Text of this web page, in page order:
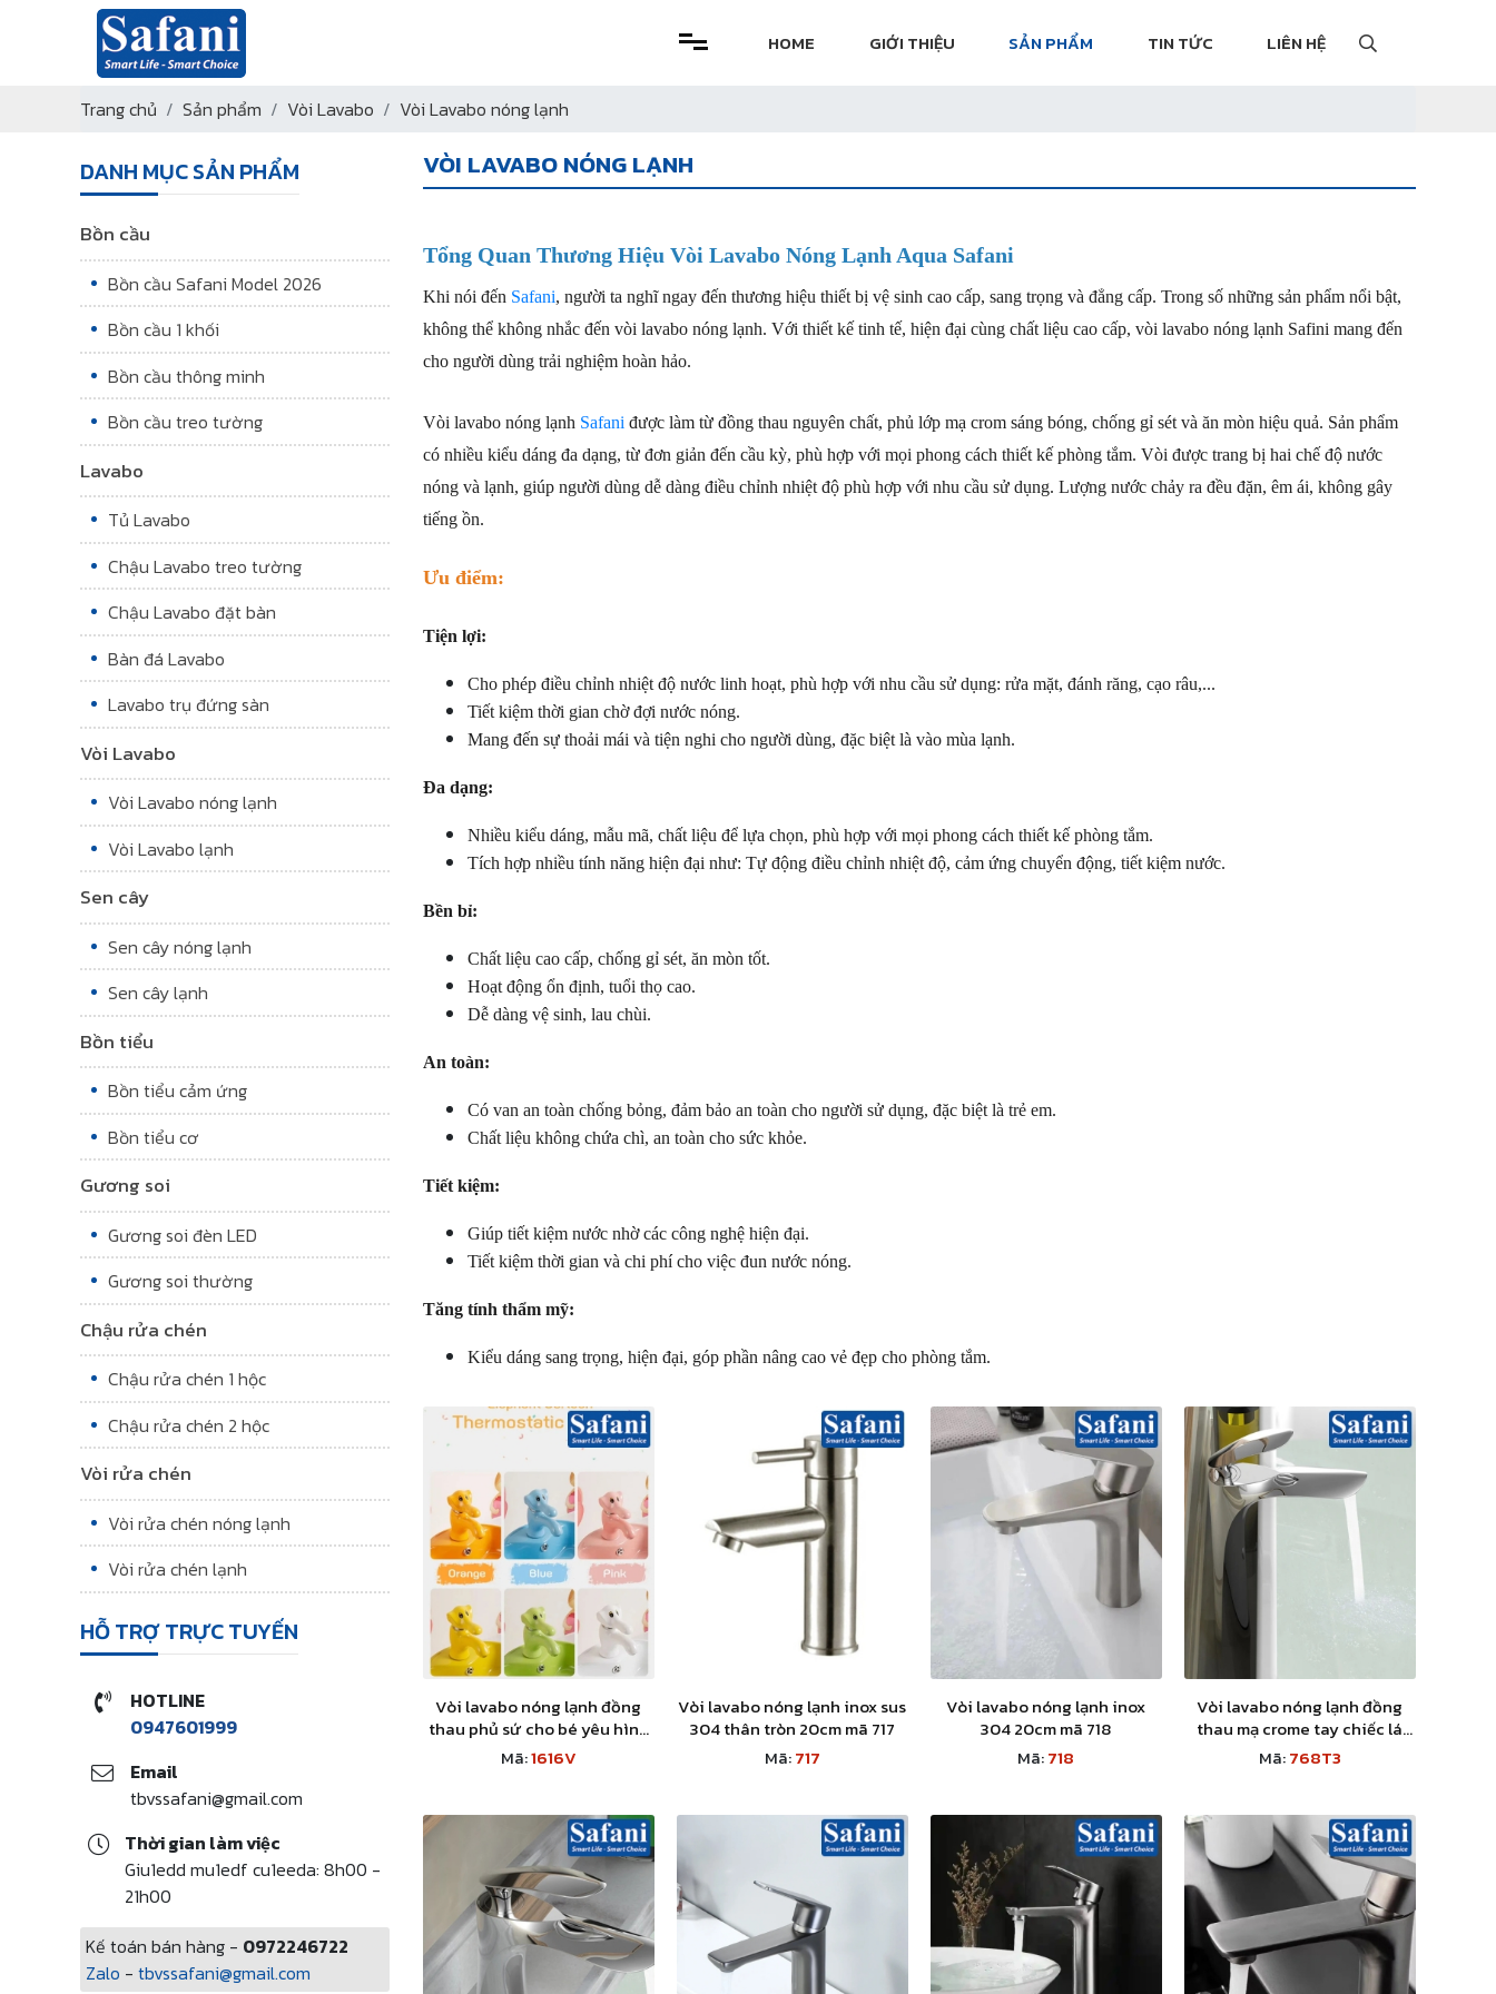
HOME GIỚI THIỆU SẢN PHẨM TIN TỨC LIÊN HỆ
Trang chủ Sản phẩm Vòi Lavabo Vòi Lavabo nóng lạnh
VÒI LAVABO NÓNG LẠNH
Tổng Quan Thương Hiệu Vòi Lavabo Nóng Lạnh Aqua Safani
Khi nói đến Safani, người ta nghĩ ngay đến thương hiệu thiết bị vệ sinh cao cấp, sang trọng và đẳng cấp. Trong số những sản phẩm nổi bật,
không thể không nhắc đến vòi lavabo nóng lạnh. Với thiết kế tinh tế, hiện đại cùng chất liệu cao cấp, vòi lavabo nóng lạnh Safini mang đến
cho người dùng trải nghiệm hoàn hảo.
Vòi lavabo nóng lạnh Safani được làm từ đồng thau nguyên chất, phủ lớp mạ crom sáng bóng, chống gỉ sét và ăn mòn hiệu quả. Sản phẩm
có nhiều kiểu dáng đa dạng, từ đơn giản đến cầu kỳ, phù hợp với mọi phong cách thiết kế phòng tắm. Vòi được trang bị hai chế độ nước
nóng và lạnh, giúp người dùng dễ dàng điều chỉnh nhiệt độ phù hợp với nhu cầu sử dụng. Lượng nước chảy ra đều đặn, êm ái, không gây
tiếng ồn.
Ưu điểm:
Tiện lợi:
Cho phép điều chỉnh nhiệt độ nước linh hoạt, phù hợp với nhu cầu sử dụng: rửa mặt, đánh răng, cạo râu,...
Tiết kiệm thời gian chờ đợi nước nóng.
Mang đến sự thoải mái và tiện nghi cho người dùng, đặc biệt là vào mùa lạnh.
Đa dạng:
Nhiều kiểu dáng, mẫu mã, chất liệu để lựa chọn, phù hợp với mọi phong cách thiết kế phòng tắm.
Tích hợp nhiều tính năng hiện đại như: Tự động điều chỉnh nhiệt độ, cảm ứng chuyển động, tiết kiệm nước.
Bền bỉ:
Chất liệu cao cấp, chống gỉ sét, ăn mòn tốt.
Hoạt động ổn định, tuổi thọ cao.
Dễ dàng vệ sinh, lau chùi.
An toàn:
Có van an toàn chống bỏng, đảm bảo an toàn cho người sử dụng, đặc biệt là trẻ em.
Chất liệu không chứa chì, an toàn cho sức khỏe.
Tiết kiệm:
Giúp tiết kiệm nước nhờ các công nghệ hiện đại.
Tiết kiệm thời gian và chi phí cho việc đun nước nóng.
Tăng tính thẩm mỹ:
Kiểu dáng sang trọng, hiện đại, góp phần nâng cao vẻ đẹp cho phòng tắm.
Vòi lavabo nóng lạnh đồng
thau phủ sứ cho bé yêu hình
con voi 1616V
Mã:1616V
Vòi lavabo nóng lạnh inox sus
304 thân tròn 20cm mã 717
Mã:717
Vòi lavabo nóng lạnh inox
304 20cm mã 718
Mã:718
Vòi lavabo nóng lạnh đồng
thau mạ crome tay chiếc lá
30cm mã số 768T3
Mã:768T3
DANH MỤC SẢN PHẨM
Bồn cầu
Bồn cầu Safani Model 2026
Bồn cầu 1 khối
Bồn cầu thông minh
Bồn cầu treo tường
Lavabo
Tủ Lavabo
Chậu Lavabo treo tường
Chậu Lavabo đặt bàn
Bàn đá Lavabo
Lavabo trụ đứng sàn
Vòi Lavabo
Vòi Lavabo nóng lạnh
Vòi Lavabo lạnh
Sen cây
Sen cây nóng lạnh
Sen cây lạnh
Bồn tiểu
Bồn tiểu cảm ứng
Bồn tiểu cơ
Gương soi
Gương soi đèn LED
Gương soi thường
Chậu rửa chén
Chậu rửa chén 1 hộc
Chậu rửa chén 2 hộc
Vòi rửa chén
Vòi rửa chén nóng lạnh
Vòi rửa chén lạnh
HỖ TRỢ TRỰC TUYẾN
HOTLINE
0947601999
Email
tbvssafani@gmail.com
Thời gian làm việc
Giu1edd mu1edf cu1eeda: 8h00 -
21h00
Kế toán bán hàng - 0972246722
Zalo - tbvssafani@gmail.com